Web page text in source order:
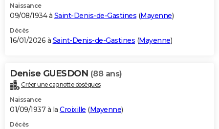
Naissance
09/08/1934 à Saint-Denis-de-Gastines (Mayenne)
Décès
16/01/2026 à Saint-Denis-de-Gastines (Mayenne)
Denise GUESDON (88 ans)
Créer une cagnotte obsèques
Naissance
01/09/1937 à la Croixille (Mayenne)
Décès